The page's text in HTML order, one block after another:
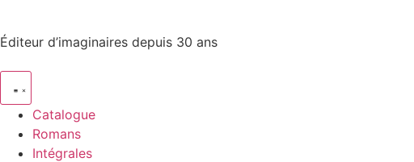
Éditeur d’imaginaires depuis 30 ans
Catalogue
Romans
Intégrales